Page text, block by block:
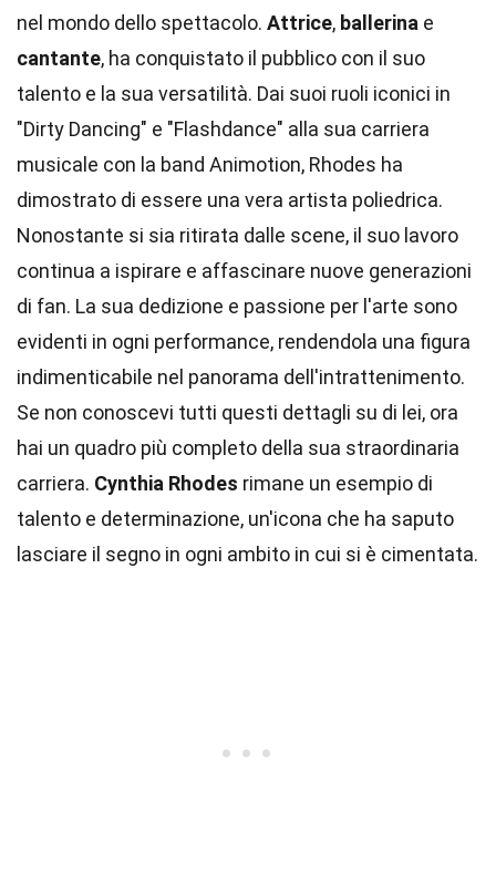
nel mondo dello spettacolo. Attrice, ballerina e
cantante, ha conquistato il pubblico con il suo
talento e la sua versatilità. Dai suoi ruoli iconici in
"Dirty Dancing" e "Flashdance" alla sua carriera
musicale con la band Animotion, Rhodes ha
dimostrato di essere una vera artista poliedrica.
Nonostante si sia ritirata dalle scene, il suo lavoro
continua a ispirare e affascinare nuove generazioni
di fan. La sua dedizione e passione per l'arte sono
evidenti in ogni performance, rendendola una figura
indimenticabile nel panorama dell'intrattenimento.
Se non conoscevi tutti questi dettagli su di lei, ora
hai un quadro più completo della sua straordinaria
carriera. Cynthia Rhodes rimane un esempio di
talento e determinazione, un'icona che ha saputo
lasciare il segno in ogni ambito in cui si è cimentata.